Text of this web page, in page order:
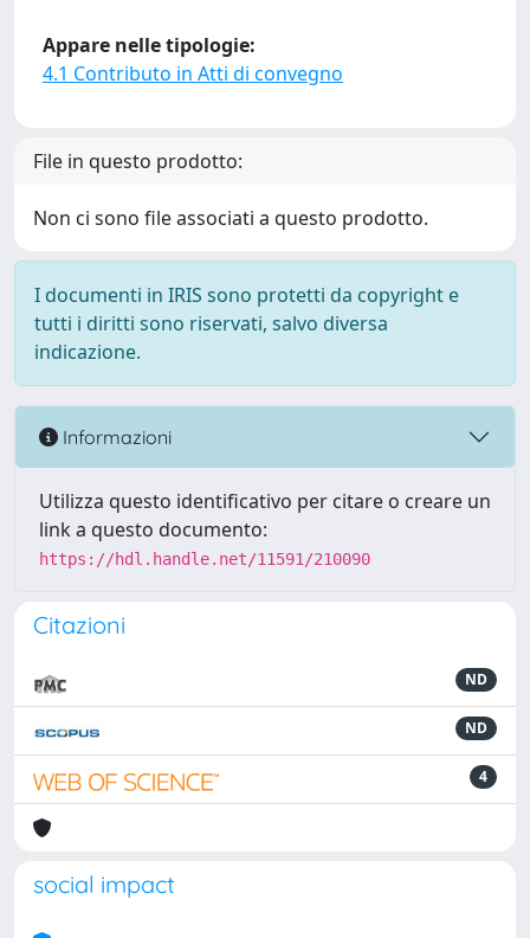
Appare nelle tipologie:
4.1 Contributo in Atti di convegno
File in questo prodotto:
Non ci sono file associati a questo prodotto.
I documenti in IRIS sono protetti da copyright e
tutti i diritti sono riservati, salvo diversa
indicazione.
Informazioni
Utilizza questo identificativo per citare o creare un
link a questo documento:
https://hdl.handle.net/11591/210090
Citazioni
ND
ND
4
social impact